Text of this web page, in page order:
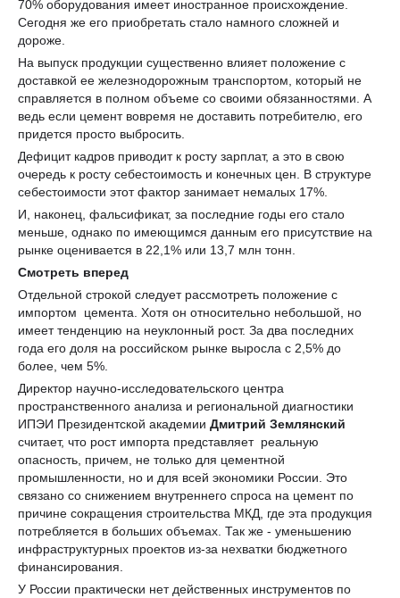
70% оборудования имеет иностранное происхождение.
Сегодня же его приобретать стало намного сложней и
дороже.
На выпуск продукции существенно влияет положение с
доставкой ее железнодорожным транспортом, который не
справляется в полном объеме со своими обязанностями. А
ведь если цемент вовремя не доставить потребителю, его
придется просто выбросить.
Дефицит кадров приводит к росту зарплат, а это в свою
очередь к росту себестоимость и конечных цен. В структуре
себестоимости этот фактор занимает немалых 17%.
И, наконец, фальсификат, за последние годы его стало
меньше, однако по имеющимся данным его присутствие на
рынке оценивается в 22,1% или 13,7 млн тонн.
Смотреть вперед
Отдельной строкой следует рассмотреть положение с
импортом цемента. Хотя он относительно небольшой, но
имеет тенденцию на неуклонный рост. За два последних
года его доля на российском рынке выросла с 2,5% до
более, чем 5%.
Директор научно-исследовательского центра
пространственного анализа и региональной диагностики
ИПЭИ Президентской академии Дмитрий Землянский
считает, что рост импорта представляет реальную
опасность, причем, не только для цементной
промышленности, но и для всей экономики России. Это
связано со снижением внутреннего спроса на цемент по
причине сокращения строительства МКД, где эта продукция
потребляется в больших объемах. Так же - уменьшению
инфраструктурных проектов из-за нехватки бюджетного
финансирования.
У России практически нет действенных инструментов по